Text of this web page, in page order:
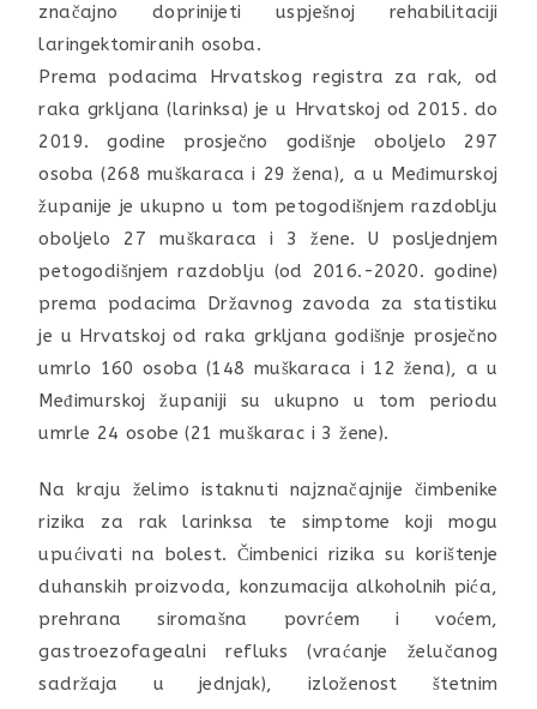
značajno doprinijeti uspješnoj rehabilitaciji
laringektomiranih osoba.
Prema podacima Hrvatskog registra za rak, od
raka grkljana (larinksa) je u Hrvatskoj od 2015. do
2019. godine prosječno godišnje oboljelo 297
osoba (268 muškaraca i 29 žena), a u Međimurskoj
županije je ukupno u tom petogodišnjem razdoblju
oboljelo 27 muškaraca i 3 žene. U posljednjem
petogodišnjem razdoblju (od 2016.-2020. godine)
prema podacima Državnog zavoda za statistiku
je u Hrvatskoj od raka grkljana godišnje prosječno
umrlo 160 osoba (148 muškaraca i 12 žena), a u
Međimurskoj županiji su ukupno u tom periodu
umrle 24 osobe (21 muškarac i 3 žene).
Na kraju želimo istaknuti najznačajnije čimbenike
rizika za rak larinksa te simptome koji mogu
upućivati na bolest. Čimbenici rizika su korištenje
duhanskih proizvoda, konzumacija alkoholnih pića,
prehrana siromašna povrćem i voćem,
gastroezofagealni refluks (vraćanje želučanog
sadržaja u jednjak), izloženost štetnim